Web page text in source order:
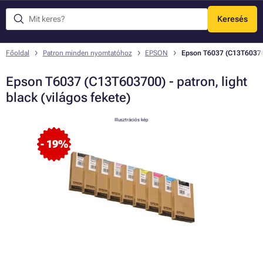
Keresés
Menü
Főoldal Patron minden nyomtatóhoz EPSON Epson T6037
Epson T6037 (C13T603700) - patron, light
black (világos fekete)
- 19%
Illusztrációs kép